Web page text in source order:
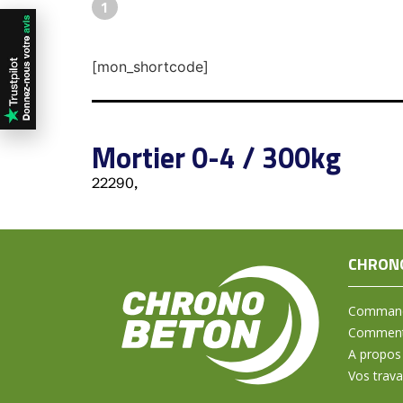
1
[mon_shortcode]
Mortier 0-4 / 300kg
22290,
A propos
Vos